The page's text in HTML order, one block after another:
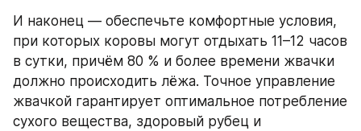
И наконец — обеспечьте комфортные условия,
при которых коровы могут отдыхать 11–12 часов
в сутки, причём 80 % и более времени жвачки
должно происходить лёжа. Точное управление
жвачкой гарантирует оптимальное потребление
сухого вещества, здоровый рубец и